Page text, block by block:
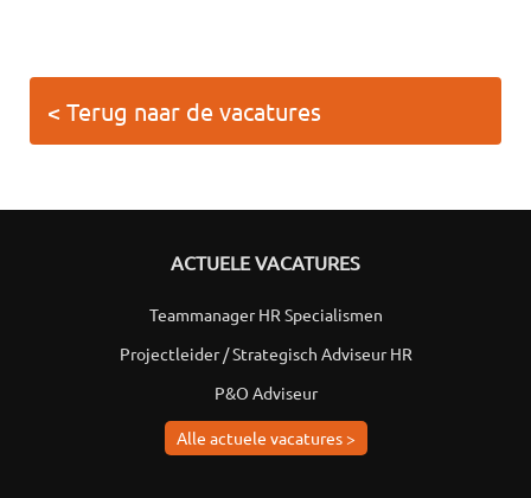
< Terug naar de vacatures
ACTUELE VACATURES
Teammanager HR Specialismen
Projectleider / Strategisch Adviseur HR
P&O Adviseur
Alle actuele vacatures >